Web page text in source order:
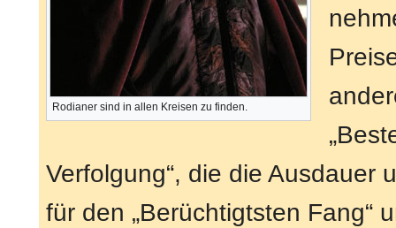
Rodianer sind in allen Kreisen zu finden.
Verfolgung“, die die Ausdauer
für den „Berüchtigtsten Fang“